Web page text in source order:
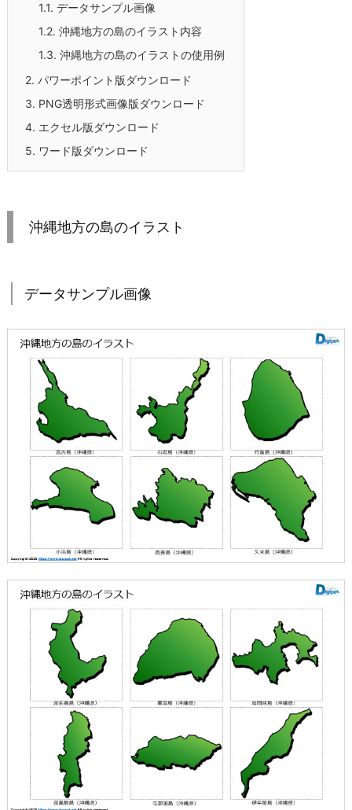
1.1. データサンプル画像
1.2. 沖縄地方の島のイラスト内容
1.3. 沖縄地方の島のイラストの使用例
2. パワーポイント版ダウンロード
3. PNG透明形式画像版ダウンロード
4. エクセル版ダウンロード
5. ワード版ダウンロード
沖縄地方の島のイラスト
データサンプル画像